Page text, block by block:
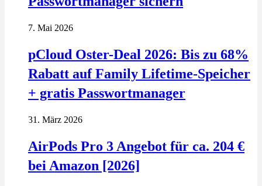
7. Mai 2026
pCloud Oster-Deal 2026: Bis zu 68%
Rabatt auf Family Lifetime-Speicher
+ gratis Passwortmanager
31. März 2026
AirPods Pro 3 Angebot für ca. 204 €
bei Amazon [2026]